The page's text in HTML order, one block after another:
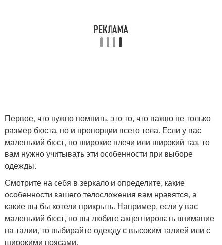
Первое, что нужно помнить, это то, что важно не только
размер бюста, но и пропорции всего тела. Если у вас
маленький бюст, но широкие плечи или широкий таз, то
вам нужно учитывать эти особенности при выборе
одежды.
Смотрите на себя в зеркало и определите, какие
особенности вашего телосложения вам нравятся, а
какие вы бы хотели прикрыть. Например, если у вас
маленький бюст, но вы любите акцентировать внимание
на талии, то выбирайте одежду с высоким талией или с
широкими поясами.